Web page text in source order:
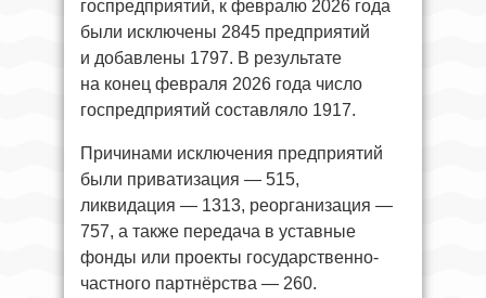
госпредприятий, к февралю 2026 года
были исключены 2845 предприятий
и добавлены 1797. В результате
на конец февраля 2026 года число
госпредприятий составляло 1917.
Причинами исключения предприятий
были приватизация — 515,
ликвидация — 1313, реорганизация —
757, а также передача в уставные
фонды или проекты государственно-
частного партнёрства — 260.